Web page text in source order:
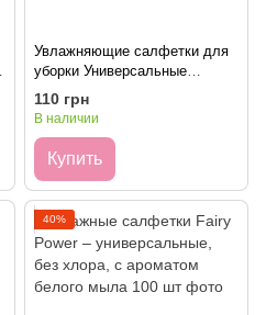
Увлажняющие салфетки для
уборки Универсальные
CONCORD Уксус и пищевая
сода с отбеливателем 100шт/
110 грн
В наличии
Купить
40%